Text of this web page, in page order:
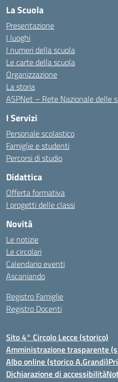
La Scuola
Presentazione
I luoghi
I numeri della scuola
Le carte della scuola
Organizzazione
La storia
ASPNet – Rete Nazionale delle
I Servizi
Personale scolastico
Famiglie e studenti
Percorsi di studio
Didattica
Offerta formativa
I progetti delle classi
Novità
Le notizie
Le circolari
Calendario eventi
Ascaniando
Registro Famiglie
Registro Docenti
Sito 4° Circolo Lecce (storico)
Amministrazione trasparente
Albo online (storico A.Grandi)
Dichiarazione di accessibilità